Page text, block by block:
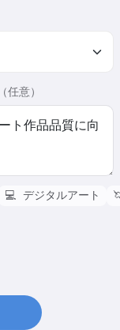
意）
💻 デジタルアート